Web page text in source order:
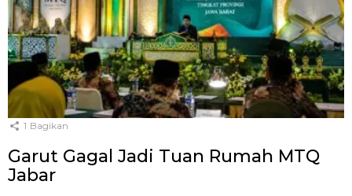
1 Bagikan
Garut Gagal Jadi Tuan Rumah MTQ
Jabar